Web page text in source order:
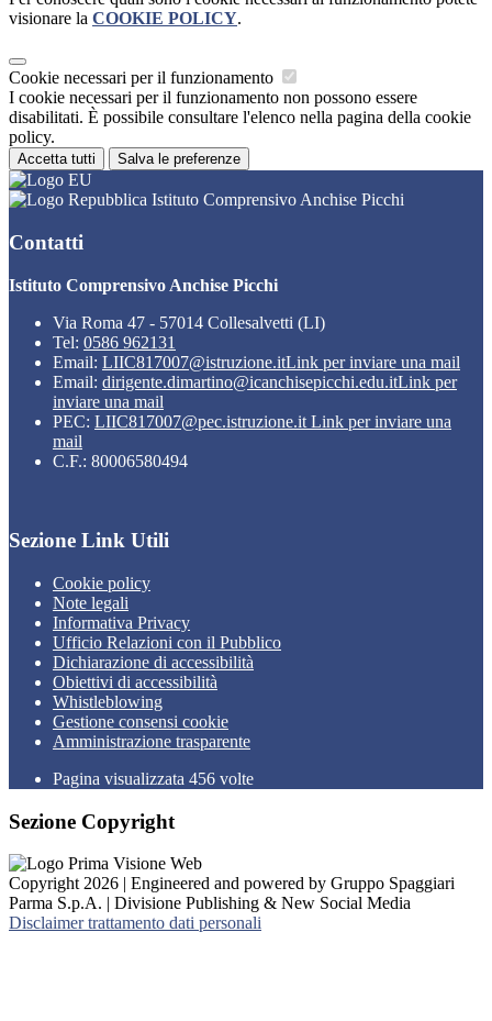
visionare la COOKIE POLICY.
Cookie necessari per il funzionamento
I cookie necessari per il funzionamento non possono essere
disabilitati. È possibile consultare l'elenco nella pagina della cookie
policy.
Accetta tutti Salva le preferenze
Istituto Comprensivo Anchise Picchi
Contatti
Istituto Comprensivo Anchise Picchi
Via Roma 47 - 57014 Collesalvetti (LI)
Tel: 0586 962131
Email: LIIC817007@istruzione.itLink per inviare una mail
Email: dirigente.dimartino@icanchisepicchi.edu.itLink per
inviare una mail
PEC: LIIC817007@pec.istruzione.it Link per inviare una
mail
C.F.: 80006580494
Sezione Link Utili
Cookie policy
Note legali
Informativa Privacy
Ufficio Relazioni con il Pubblico
Dichiarazione di accessibilità
Obiettivi di accessibilità
Whistleblowing
Gestione consensi cookie
Amministrazione trasparente
Pagina visualizzata 456 volte
Sezione Copyright
Copyright 2026 | Engineered and powered by Gruppo Spaggiari
Parma S.p.A. | Divisione Publishing & New Social Media
Disclaimer trattamento dati personali